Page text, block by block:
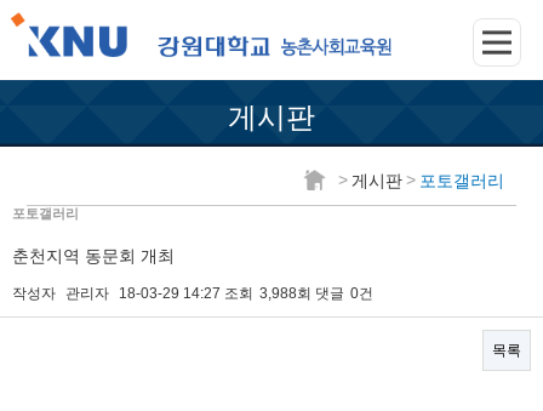
게시판
> 게시판 > 포토갤러리
포토갤러리
춘천지역 동문회 개최
작성자 관리자 18-03-29 14:27 조회 3,988회 댓글 0건
목록